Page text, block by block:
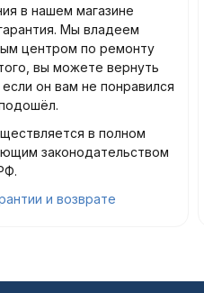
в нашем магазине
Мы владеем
центром по ремонту
вы можете вернуть
он вам не понравился
в полном
законодательством
и возврате